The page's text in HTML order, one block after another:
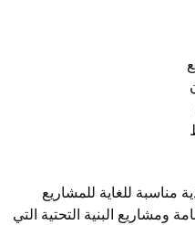
مناسبة للغاية للمشاريع
ومشاريع البنية التحتية التي